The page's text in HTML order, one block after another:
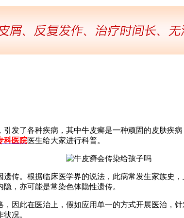
发了各种疾病，其中牛皮癣是一种顽固的皮肤疾
科医院医生给大家进行科普。
传。根据临床医学界的说法，此病常发生家族史
，亦可能是常染色体隐性遗传。
因此在医治上，假如应用单一的方式开展医治，
况。